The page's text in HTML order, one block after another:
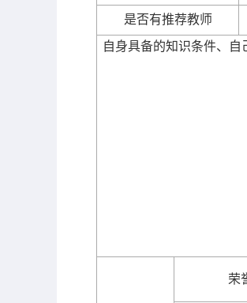
是否有推荐教师
自身具备的知识条件、自
荣